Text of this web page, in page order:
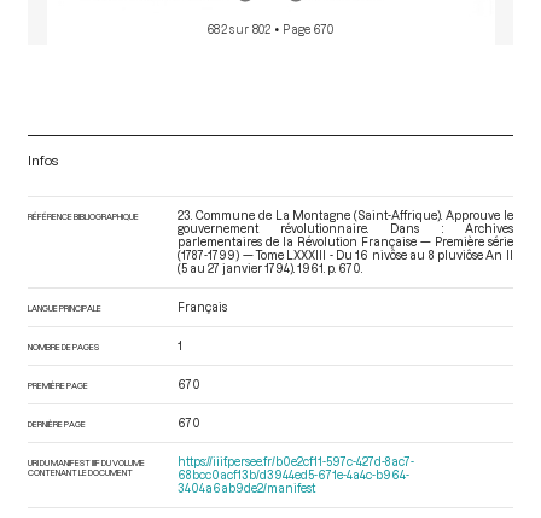
682 sur 802 • Page 670
Infos
RÉFÉRENCE BIBLIOGRAPHIQUE
23. Commune de La Montagne (Saint-Affrique). Approuve le
gouvernement révolutionnaire. Dans : Archives
parlementaires de la Révolution Française — Première série
(1787-1799) — Tome LXXXIII - Du 16 nivôse au 8 pluviôse An II
(5 au 27 janvier 1794) . 1961. p. 670.
LANGUE PRINCIPALE Français
NOMBRE DE PAGES 1
PREMIÈRE PAGE 670
DERNIÈRE PAGE 670
URI DU MANIFEST IIIF DU VOLUME
CONTENANT LE DOCUMENT
https://iiif.persee.fr/b0e2cf11-597c-427d-8ac7-
68bcc0acf13b/d3944ed5-671e-4a4c-b964-
3404a6ab9de2/manifest